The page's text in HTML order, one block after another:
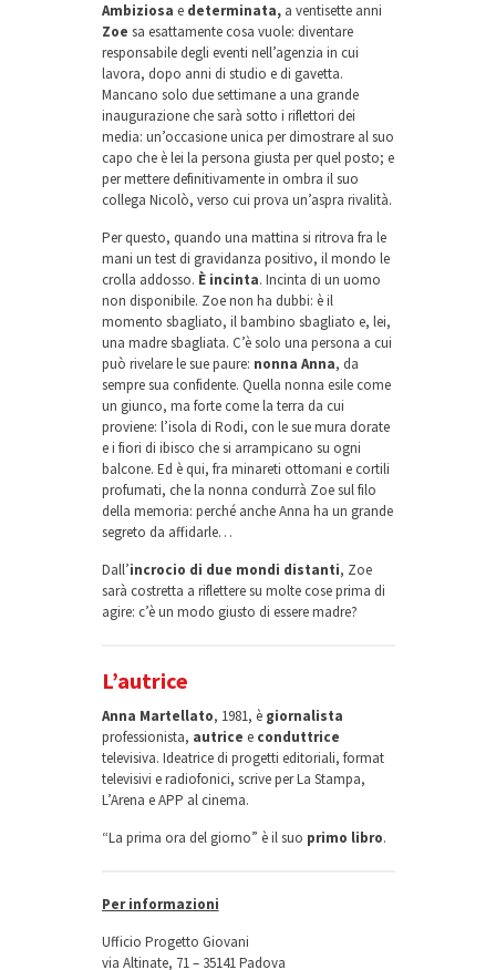
Ambiziosa e determinata,a ventisette anni
Zoe sa esattamente cosa vuole: diventare
responsabile degli eventi nell’agenzia in cui
lavora, dopo anni di studio e di gavetta.
Mancano solo due settimane a una grande
inaugurazione che sarà sotto i riflettori dei
media: un’occasione unica per dimostrare al suo
capo che è lei la persona giusta per quel posto; e
per mettere definitivamente in ombra il suo
collega Nicolò, verso cui prova un’aspra rivalità.
Per questo, quando una mattina si ritrova fra le
mani un test di gravidanza positivo, il mondo le
crolla addosso. È incinta. Incinta di un uomo
non disponibile. Zoe non ha dubbi: è il
momento sbagliato, il bambino sbagliato e, lei,
una madre sbagliata. C’è solo una persona a cui
può rivelare le sue paure: nonna Anna, da
sempre sua confidente. Quella nonna esile come
un giunco, ma forte come la terra da cui
proviene: l’isola di Rodi, con le sue mura dorate
e i fiori di ibisco che si arrampicano su ogni
balcone. Ed è qui, fra minareti ottomani e cortili
profumati, che la nonna condurrà Zoe sul filo
della memoria: perché anche Anna ha un grande
segreto da affidarle…
Dall’incrocio di due mondi distanti, Zoe
sarà costretta a riflettere su molte cose prima di
agire: c’è un modo giusto di essere madre?
L’autrice
Anna Martellato, 1981, è giornalista
professionista, autrice e conduttrice
televisiva. Ideatrice di progetti editoriali, format
televisivi e radiofonici, scrive per La Stampa,
L’Arena e APP al cinema.
“La prima ora del giorno” è il suo primo libro.
Per informazioni
Ufficio Progetto Giovani
via Altinate, 71 – 35141 Padova